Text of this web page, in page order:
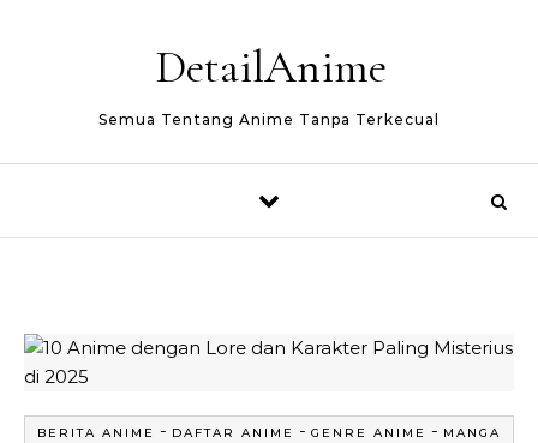
DetailAnime
Semua Tentang Anime Tanpa Terkecual
BERITA ANIME - DAFTAR ANIME - GENRE ANIME - MANGA